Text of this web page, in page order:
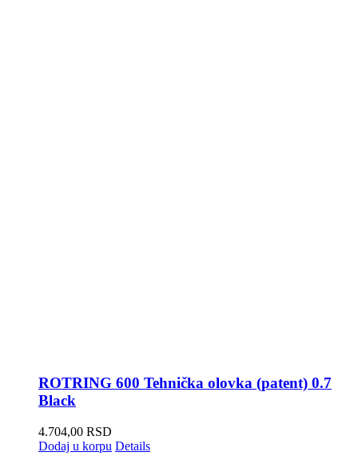
ROTRING 600 Tehnička olovka (patent) 0.7
Black
4.704,00 RSD
Dodaj u korpu Details